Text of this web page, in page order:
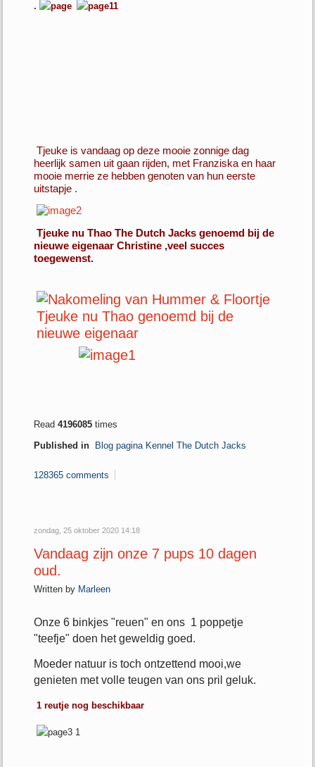
.
Tjeuke is vandaag op deze mooie zonnige dag
heerlijk samen uit gaan rijden, met Franziska en haar
mooie merrie ze hebben genoten van hun eerste
uitstapje .
Tjeuke nu Thao The Dutch Jacks genoemd bij de
nieuwe eigenaar Christine ,veel succes
toegewenst.
Read4196085 times
Published in Blog pagina Kennel The Dutch Jacks
128365 comments
zondag, 25 oktober 2020 14:18
Vandaag zijn onze 7 pups 10 dagen
oud.
Written by Marleen
Onze 6 binkjes "reuen" en ons 1 poppetje
"teefje" doen het geweldig goed.
Moeder natuur is toch ontzettend mooi,we
genieten met volle teugen van ons pril geluk.
1 reutje nog beschikbaar